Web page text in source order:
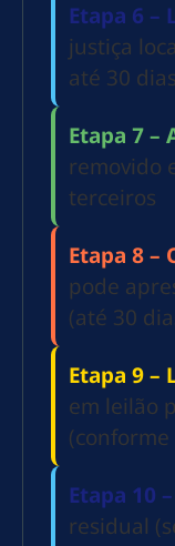
Etapa 6 –
justiça
até 30
Etapa 7 –
removido
terceiros
Etapa 8 –
pode
(até 30
Etapa 9 –
em leilão
Etapa 10
residual